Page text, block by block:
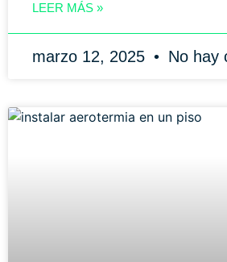
LEER MÁS »
marzo 12, 2025 No hay